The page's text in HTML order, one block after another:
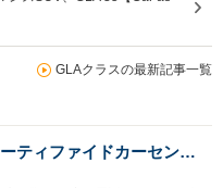
GLAクラスの最新記事一覧
メルセデス・ベンツ京都中央 サーティファイドカーセンター